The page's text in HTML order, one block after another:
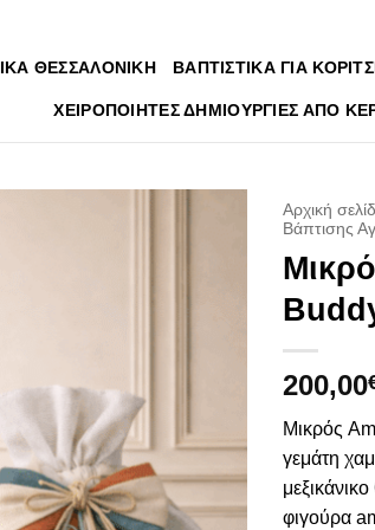
ΘΕΣΣΑΛΟΝΙΚΗ ΒΑΠΤΙΣΤΙΚΑ ΓΙΑ
ΧΕΙΡΟΠΟΙΗΤΕΣ ΔΗΜΙΟΥΡΓΙΕΣ ΑΠΟ
Αρχική
Βάπτισης
200,00
Μικρός
γεμάτη
φιγούρα